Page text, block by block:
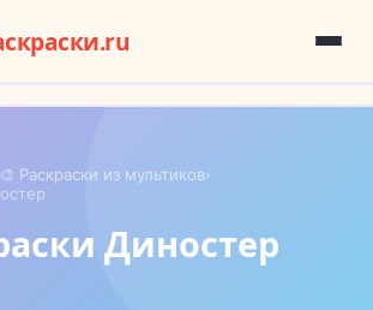
🎨 Раскраски из мультиков›
Диностер